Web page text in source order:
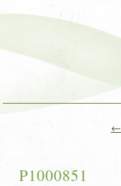
←
P1000851